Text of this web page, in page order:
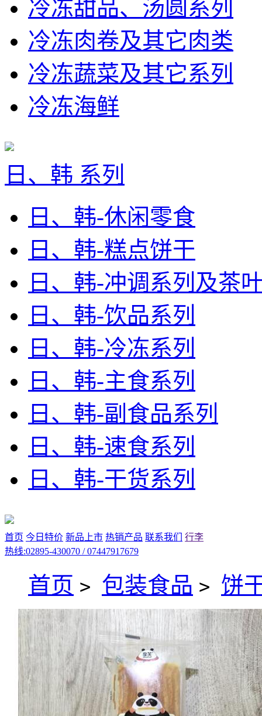
冷冻甜品、汤圆系列
冷冻肉卷及其它肉类
冷冻蔬菜及其它系列
冷冻海鲜
日、韩 系列
日、韩-休闲零食
日、韩-糕点饼干
日、韩-冲调系列及茶
日、韩-饮品系列
日、韩-冷冻系列
日、韩-主食系列
日、韩-副食品系列
日、韩-速食系列
日、韩-干货系列
首页 今日特价 新品上市 热销产品 联系我们
行李
热线:02895-430070 / 07447917679
首页 > 包装食品 > 饼